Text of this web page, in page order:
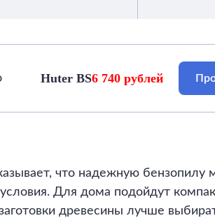
Huter BS6 740 рублей
что надежную бензопилу
условия. Для дома подойдут
древесины лучше